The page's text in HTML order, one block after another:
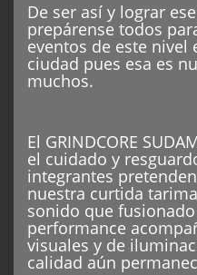
De ser así y lograr
prepárense todos
eventos de este nivel
ciudad pues esa es
muchos.
El GRINDCORE
el cuidado y
integrantes
nuestra curtida
sonido que
performance
visuales y de
calidad aún